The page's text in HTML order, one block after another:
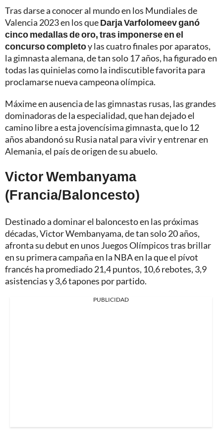
Tras darse a conocer al mundo en los Mundiales de
Valencia 2023 en los queDarja Varfolomeev ganó
cinco medallas de oro, tras imponerse en el
concurso completoy las cuatro finales por aparatos,
la gimnasta alemana, de tan solo 17 años, ha figurado en
todas las quinielas como la indiscutible favorita para
proclamarse nueva campeona olímpica.
Máxime en ausencia de las gimnastas rusas, las grandes
dominadoras de la especialidad, que han dejado el
camino libre a esta jovencísima gimnasta, que lo 12
años abandonó su Rusia natal para vivir y entrenar en
Alemania, el país de origen de su abuelo.
Victor Wembanyama
(Francia/Baloncesto)
Destinado a dominar el baloncesto en las próximas
décadas,Victor Wembanyama, de tan solo 20 años,
afronta su debut en unos Juegos Olímpicos tras brillar
en su primera campaña en la NBA en la que el pívot
francés ha promediado 21,4 puntos, 10,6 rebotes, 3,9
asistencias y 3,6 tapones por partido.
PUBLICIDAD